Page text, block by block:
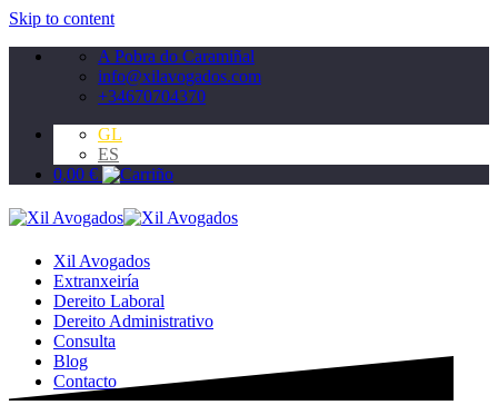
Skip to content
A Pobra do Caramiñal
info@xilavogados.com
+34670704370
GL
ES
0,00 €
Xil Avogados
Extranxeiría
Dereito Laboral
Dereito Administrativo
Consulta
Blog
Contacto